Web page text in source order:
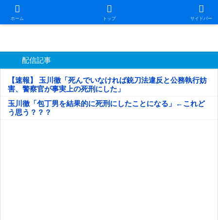
ホーム トップ サイドバー
日本第一！ニュース録
配信記事
【速報】 玉川徹「死んでいなければ銃刀法違反と公務執行妨
害、警察官が事実上の死刑にした」
玉川徹「包丁男を結果的に死刑にしたことになる」←これど
う思う？？？